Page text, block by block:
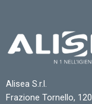
Alisea S.r.l.
Frazione Tornello, 120